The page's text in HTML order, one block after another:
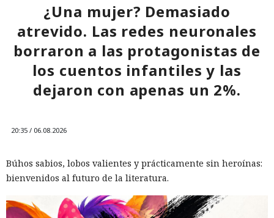
¿Una mujer? Demasiado
atrevido. Las redes neuronales
borraron a las protagonistas de
los cuentos infantiles y las
dejaron con apenas un 2%.
20:35 / 06.08.2026
Búhos sabios, lobos valientes y prácticamente sin heroínas:
bienvenidos al futuro de la literatura.